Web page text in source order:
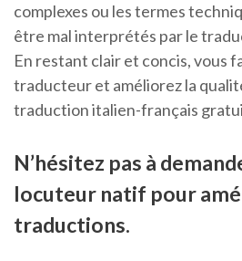
complexes ou les termes
être mal interprétés par le
En restant clair et concis, vous
traducteur et améliorez la
traduction italien-français
N’hésitez pas à
locuteur natif pour
traductions.